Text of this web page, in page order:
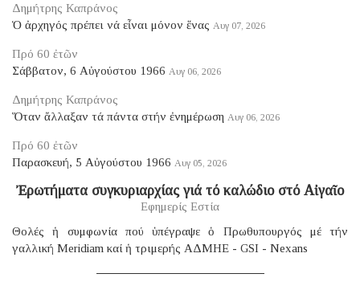
Δημήτρης Καπράνος
Ὁ ἀρχηγός πρέπει νά εἶναι μόνον ἕνας Αυγ 07, 2026
Πρό 60 ἐτῶν
Σάββατον, 6 Αὐγούστου 1966 Αυγ 06, 2026
Δημήτρης Καπράνος
Ὅταν ἄλλαξαν τά πάντα στήν ἐνημέρωση Αυγ 06, 2026
Πρό 60 ἐτῶν
Παρασκευή, 5 Αὐγούστου 1966 Αυγ 05, 2026
Ἐρωτήματα συγκυριαρχίας γιά τό καλώδιο στό Αἰγαῖο
Εφημερίς Εστία
Θολές ἡ συμφωνία πού ὑπέγραψε ὁ Πρωθυπουργός μέ τήν
γαλλική Μeridiam καί ἡ τριμερής ΑΔΜΗΕ - GSI - Nexans